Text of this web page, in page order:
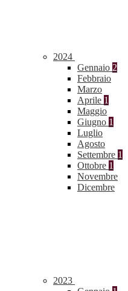
2024
Gennaio 2
Febbraio
Marzo
Aprile 1
Maggio
Giugno 1
Luglio
Agosto
Settembre 1
Ottobre 1
Novembre
Dicembre
2023